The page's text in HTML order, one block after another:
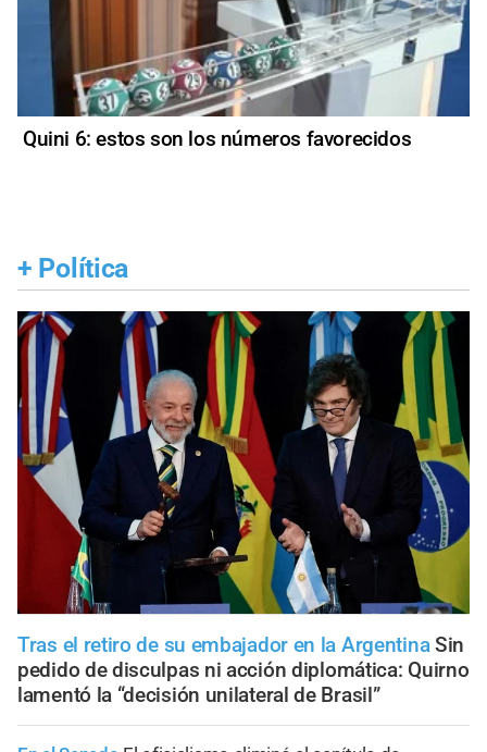
Quini 6: estos son los números favorecidos
+ Política
Tras el retiro de su embajador en la Argentina Sin
pedido de disculpas ni acción diplomática: Quirno
lamentó la “decisión unilateral de Brasil”